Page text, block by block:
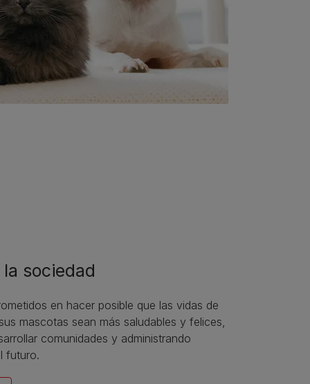
sociedad
en hacer posible que las vidas de
mascotas sean más saludables y felices,
comunidades y administrando
futuro.